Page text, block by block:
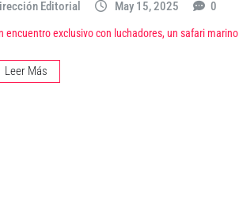
Editorial May 15, 2025 0
encuentro exclusivo con luchadores, un safari marino
Leer Más